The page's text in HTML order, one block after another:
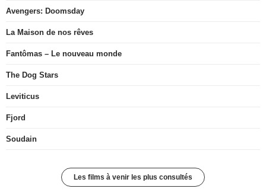
Avengers: Doomsday
La Maison de nos rêves
Fantômas – Le nouveau monde
The Dog Stars
Leviticus
Fjord
Soudain
Les films à venir les plus consultés